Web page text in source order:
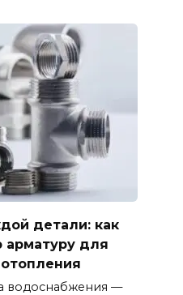
детали: как
арматуру для
водоснабжения —